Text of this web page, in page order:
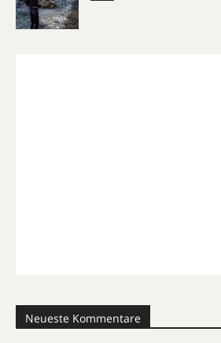
Neueste Kommentare